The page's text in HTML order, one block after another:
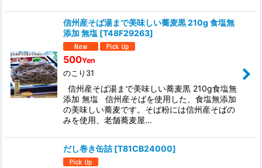
信州産そば湯まで美味しい蕎麦黒 210g 食塩無
添加 無塩 [T48F29263]
500Yen
のこり31
信州産そば湯まで美味しい蕎麦黒 210g食塩無
添加 無塩 信州産そばを使用した、食塩無添加
の美味しい蕎麦です。そば粉には信州産そばの
みを使用、老舗蕎麦屋…
だし巻き缶詰 [T81CB24000]